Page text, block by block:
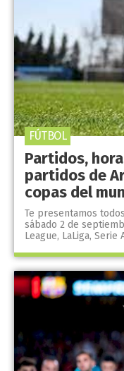
Partidos,
partidos de
copas del
Te presentamos
sábado 2 de
League, LaLiga,
FÚTBOL